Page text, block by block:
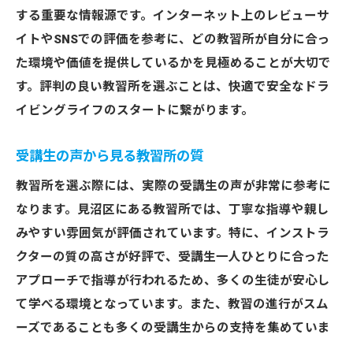
自分に合った学習スタイルを見つける
教習所選びにおける優先順位のつけ方
地元住民がおすすめする教習所とは
教習体験を通じて理想の場所を発見
未来のドライビングライフに向けた準備
見沼区の教習所選びで失敗しないためのチェッ
クポイント
契約前に確認すべき重要事項
教習所のトライアルレッスンを活用する
卒業生の声を参考にする方法
する重要な情報源です。インターネット上のレビューサ
イトやSNSでの評価を参考に、どの教習所が自分に合っ
た環境や価値を提供しているかを見極めることが大切で
す。評判の良い教習所を選ぶことは、快適で安全なドラ
イビングライフのスタートに繋がります。
受講生の声から見る教習所の質
教習所を選ぶ際には、実際の受講生の声が非常に参考に
なります。見沼区にある教習所では、丁寧な指導や親し
みやすい雰囲気が評価されています。特に、インストラ
クターの質の高さが好評で、受講生一人ひとりに合った
アプローチで指導が行われるため、多くの生徒が安心し
て学べる環境となっています。また、教習の進行がスム
ーズであることも多くの受講生からの支持を集めていま